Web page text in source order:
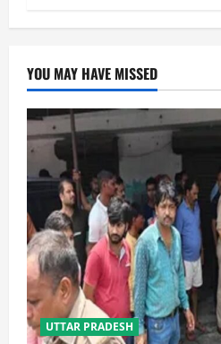
YOU MAY HAVE MISSED
UTTAR PRADESH